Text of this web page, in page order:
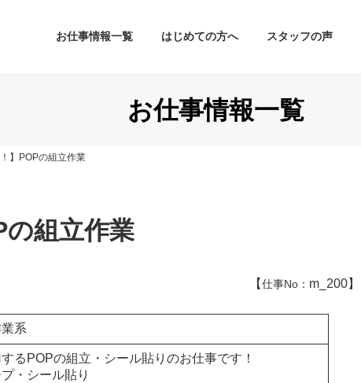
お仕事情報一覧 はじめての方へ スタッフの声
お仕事情報一覧
！】POPの組立作業
の組立作業
【仕事No： m_200】
系
るPOPの組立・シール貼りのお仕事です！
プ・シール貼り